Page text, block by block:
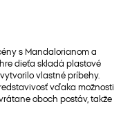
s Mandalorianom a
dieťa skladá plastové
vlastné príbehy.
vďaka možnosti
oboch postáv, takže